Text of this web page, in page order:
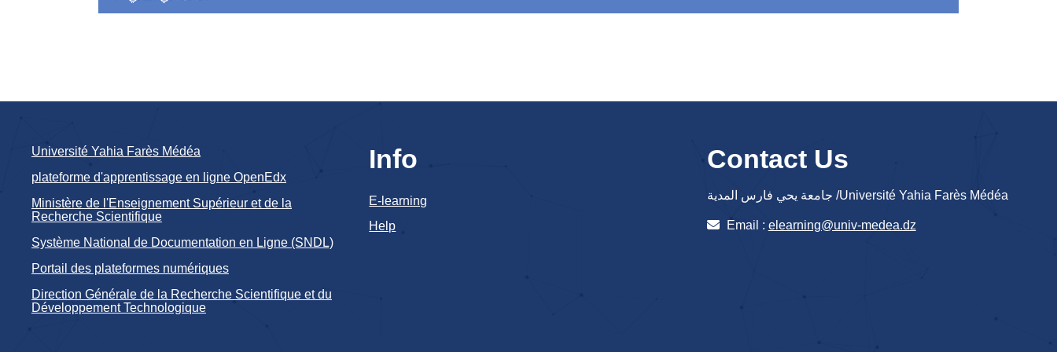
Université Yahia Farès Médéa
plateforme d'apprentissage en ligne OpenEdx
Ministère de l'Enseignement Supérieur et de la
Recherche Scientifique
Système National de Documentation en Ligne (SNDL)
Portail des plateformes numériques
Direction Générale de la Recherche Scientifique et du
Développement Technologique
Info
E-learning
Help
Contact Us
جامعة يحي فارس المدية /Université Yahia Farès Médéa
Email : elearning@univ-medea.dz